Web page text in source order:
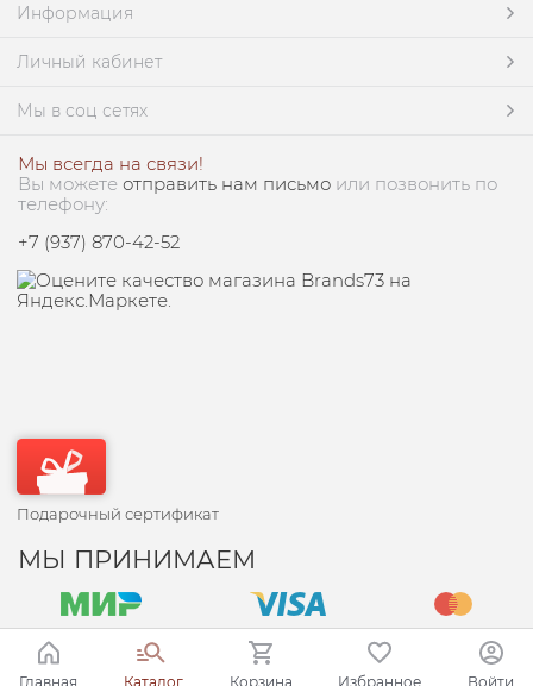
Информация
Личный кабинет
Мы в соц сетях
Мы всегда на связи!
Вы можете отправить нам письмо или позвонить по
телефону:
+7 (937) 870-42-52
Подарочный сертификат
МЫ ПРИНИМАЕМ
Главная Каталог Корзина Избранное Войти